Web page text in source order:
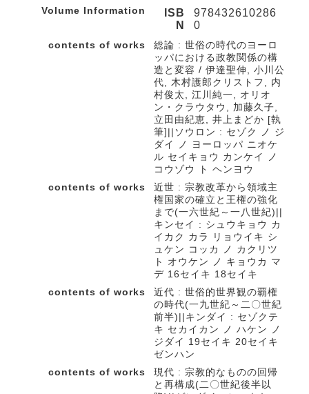
Volume Information
ISB
N
978432610286
0
contents of works
総論 : 世俗の時代のヨーロ
ッパにおける政教関係の構
造と変容 / 伊達聖伸, 小川公
代, 木村護郎クリストフ, 内
村俊太, 江川純一, オリオ
ン・クラウタウ, 加藤久子,
立田由紀恵, 井上まどか [執
筆]||ソウロン : セゾク ノ ジ
ダイ ノ ヨーロッパ ニオケ
ル セイキョウ カンケイ ノ
コウゾウ ト ヘンヨウ
contents of works
近世 : 宗教改革から領域主
権国家の確立と王権の強化
まで(一六世紀～一八世紀)||
キンセイ : シュウキョウ カ
イカク カラ リョウイキ シ
ュケン コッカ ノ カクリツ
ト オウケン ノ キョウカ マ
デ 16セイキ 18セイキ
contents of works
近代 : 世俗的世界観の覇権
の時代(一九世紀～二〇世紀
前半)||キンダイ : セゾクテ
キ セカイカン ノ ハケン ノ
ジダイ 19セイキ 20セイキ
ゼンハン
contents of works
現代 : 宗教的なものの回帰
と再構成(二〇世紀後半以